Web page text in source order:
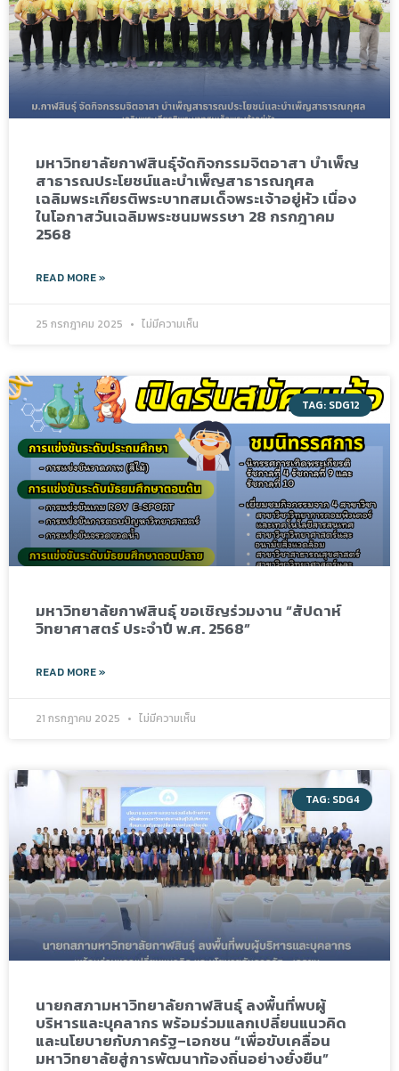
มหาวิทยาลัยกาฬสินธุ์จัดกิจกรรมจิตอาสา บำเพ็ญ
สาธารณประโยชน์และบำเพ็ญสาธารณกุศล
เฉลิมพระเกียรติพระบาทสมเด็จพระเจ้าอยู่หัว เนื่อง
ในโอกาสวันเฉลิมพระชนมพรรษา 28 กรกฎาคม
2568
READ MORE »
25 กรกฎาคม 2025 ไม่มีความเห็น
TAG: SDG12
มหาวิทยาลัยกาฬสินธุ์ ขอเชิญร่วมงาน “สัปดาห์
วิทยาศาสตร์ ประจำปี พ.ศ. 2568”
READ MORE »
21 กรกฎาคม 2025 ไม่มีความเห็น
TAG: SDG4
นายกสภามหาวิทยาลัยกาฬสินธุ์ ลงพื้นที่พบผู้
บริหารและบุคลากร พร้อมร่วมแลกเปลี่ยนแนวคิด
และนโยบายกับภาครัฐ–เอกชน “เพื่อขับเคลื่อน
มหาวิทยาลัยสู่การพัฒนาท้องถิ่นอย่างยั่งยืน”